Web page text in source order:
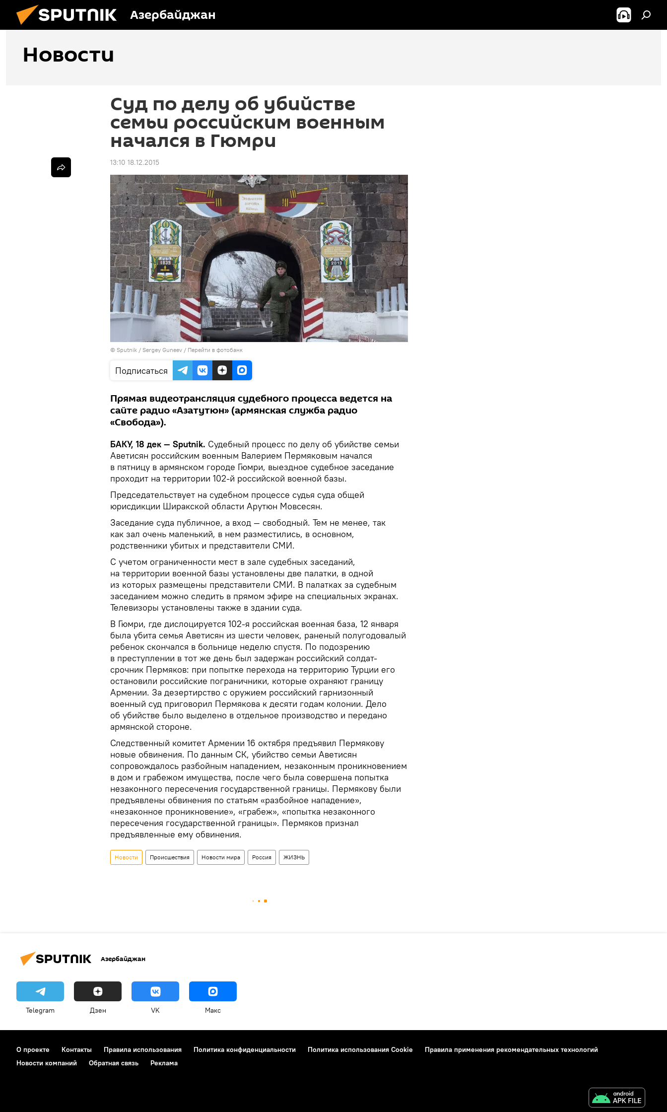
Азербайджан
Новости
Суд по делу об убийстве
семьи российским военным
начался в Гюмри
13:10 18.12.2015
© Sputnik / Sergey Guneev / Перейти в фотобанк
Подписаться
Прямая видеотрансляция судебного процесса ведется на
сайте радио «Азатутюн» (армянская служба радио
«Свобода»).
БАКУ, 18 дек — Sputnik. Судебный процесс по делу об убийстве семьи
Аветисян российским военным Валерием Пермяковым начался
в пятницу в армянском городе Гюмри, выездное судебное заседание
проходит на территории 102-й российской военной базы.
Председательствует на судебном процессе судья суда общей
юрисдикции Ширакской области Арутюн Мовсесян.
Заседание суда публичное, а вход — свободный. Тем не менее, так
как зал очень маленький, в нем разместились, в основном,
родственники убитых и представители СМИ.
С учетом ограниченности мест в зале судебных заседаний,
на территории военной базы установлены две палатки, в одной
из которых размещены представители СМИ. В палатках за судебным
заседанием можно следить в прямом эфире на специальных экранах.
Телевизоры установлены также в здании суда.
В Гюмри, где дислоцируется 102-я российская военная база, 12 января
была убита семья Аветисян из шести человек, раненый полугодовалый
ребенок скончался в больнице неделю спустя. По подозрению
в преступлении в тот же день был задержан российский солдат-
срочник Пермяков: при попытке перехода на территорию Турции его
остановили российские пограничники, которые охраняют границу
Армении. За дезертирство с оружием российский гарнизонный
военный суд приговорил Пермякова к десяти годам колонии. Дело
об убийстве было выделено в отдельное производство и передано
армянской стороне.
Следственный комитет Армении 16 октября предъявил Пермякову
новые обвинения. По данным СК, убийство семьи Аветисян
сопровождалось разбойным нападением, незаконным проникновением
в дом и грабежом имущества, после чего была совершена попытка
незаконного пересечения государственной границы. Пермякову были
предъявлены обвинения по статьям «разбойное нападение»,
«незаконное проникновение», «грабеж», «попытка незаконного
пересечения государственной границы». Пермяков признал
предъявленные ему обвинения.
Новости Происшествия Новости мира Россия ЖИЗНЬ
Азербайджан
Telegram Дзен VK Макс
О проекте Контакты Правила использования Политика конфиденциальности Политика использования Cookie
Правила применения рекомендательных технологий
Новости компаний
Обратная связь Реклама